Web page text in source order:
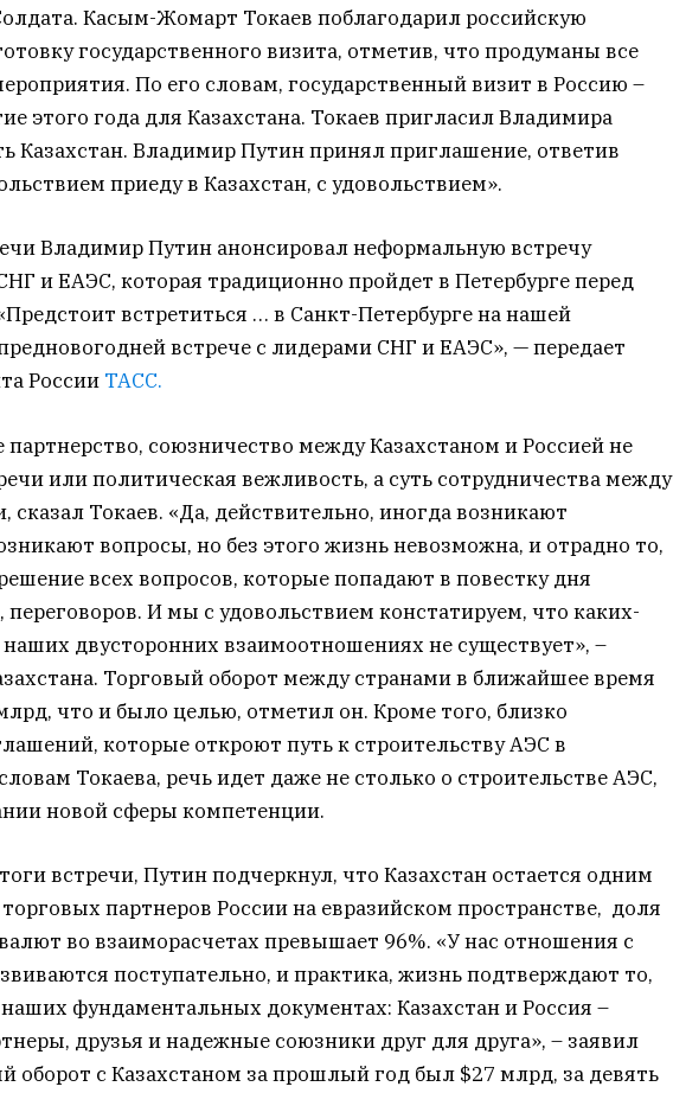
Касым-Жомарт Токаев поблагодарил российскую
государственного визита, отметив, что продуманы все
По его словам, государственный визит в Россию –
этого года для Казахстана. Токаев пригласил Владимира
Казахстан. Владимир Путин принял приглашение, ответив
приеду в Казахстан, с удовольствием».
Владимир Путин анонсировал неформальную встречу
и ЕАЭС, которая традиционно пройдет в Петербурге перед
встретиться … в Санкт-Петербурге на нашей
встрече с лидерами СНГ и ЕАЭС», — передает
России ТАСС.
партнерство, союзничество между Казахстаном и Россией не
или политическая вежливость, а суть сотрудничества между
сказал Токаев. «Да, действительно, иногда возникают
вопросы, но без этого жизнь невозможна, и отрадно то,
всех вопросов, которые попадают в повестку дня
переговоров. И мы с удовольствием констатируем, что каких-
двусторонних взаимоотношениях не существует», –
Торговый оборот между странами в ближайшее время
что и было целью, отметил он. Кроме того, близко
которые откроют путь к строительству АЭС в
Токаева, речь идет даже не столько о строительстве АЭС,
новой сферы компетенции.
встречи, Путин подчеркнул, что Казахстан остается одним
партнеров России на евразийском пространстве, доля
во взаиморасчетах превышает 96%. «У нас отношения с
поступательно, и практика, жизнь подтверждают то,
фундаментальных документах: Казахстан и Россия –
друзья и надежные союзники друг для друга», – заявил
оборот с Казахстаном за прошлый год был $27 млрд, за девять